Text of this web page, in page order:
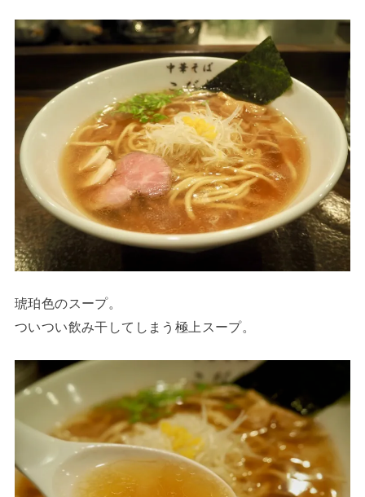
琥珀色のスープ。
ついつい飲み干してしまう極上スープ。